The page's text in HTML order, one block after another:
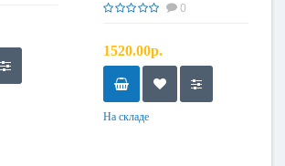
0
1520.00р.
На складе